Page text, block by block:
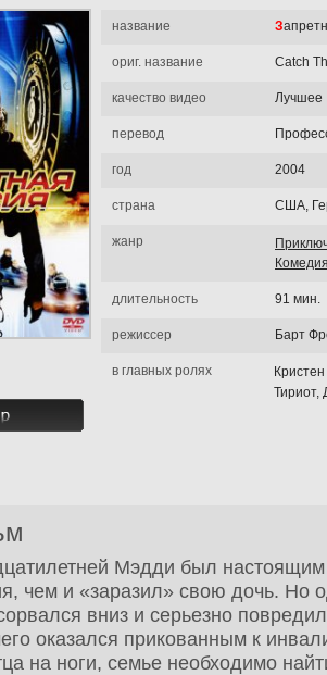
название
ориг. название Catch
качество видео Лучшее
перевод
год 2004
страна США,
жанр
длительность 91 мин.
режиссер Барт
в главных ролях
Тириот,
Мэдди был
чем и «заразил» свою дочь. Но
вниз и серьезно
оказался прикованным к
на ноги, семье необходимо